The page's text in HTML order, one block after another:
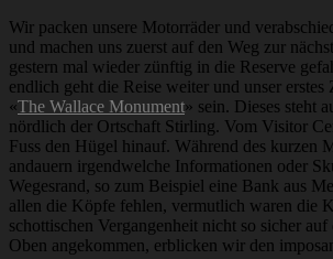
Wir packen unsere Motorräder und
und machen uns zuerst auf den Weg zur
gestern mal wieder zünftig in die Reserve
endlich geht die Reise weiter und unser erstes
«The Wallace Monument» sein. Dieses steht
nördlich der Ortschaft Stirling. Vom Visitor
Fuss den Hügel hinauf. Während des kurzen
andauern irgendwelche Informationen oder
Wegesrand, so zum Beispiel eine Bank aus
allen die Köpfe fehlen, vermutlich waren die
schottischen Vergangenheit nicht so sicher auf
Oben angekommen, erblicken wir den